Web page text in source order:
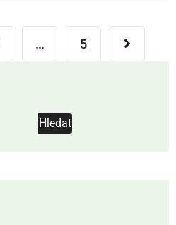
Hledat
… 5